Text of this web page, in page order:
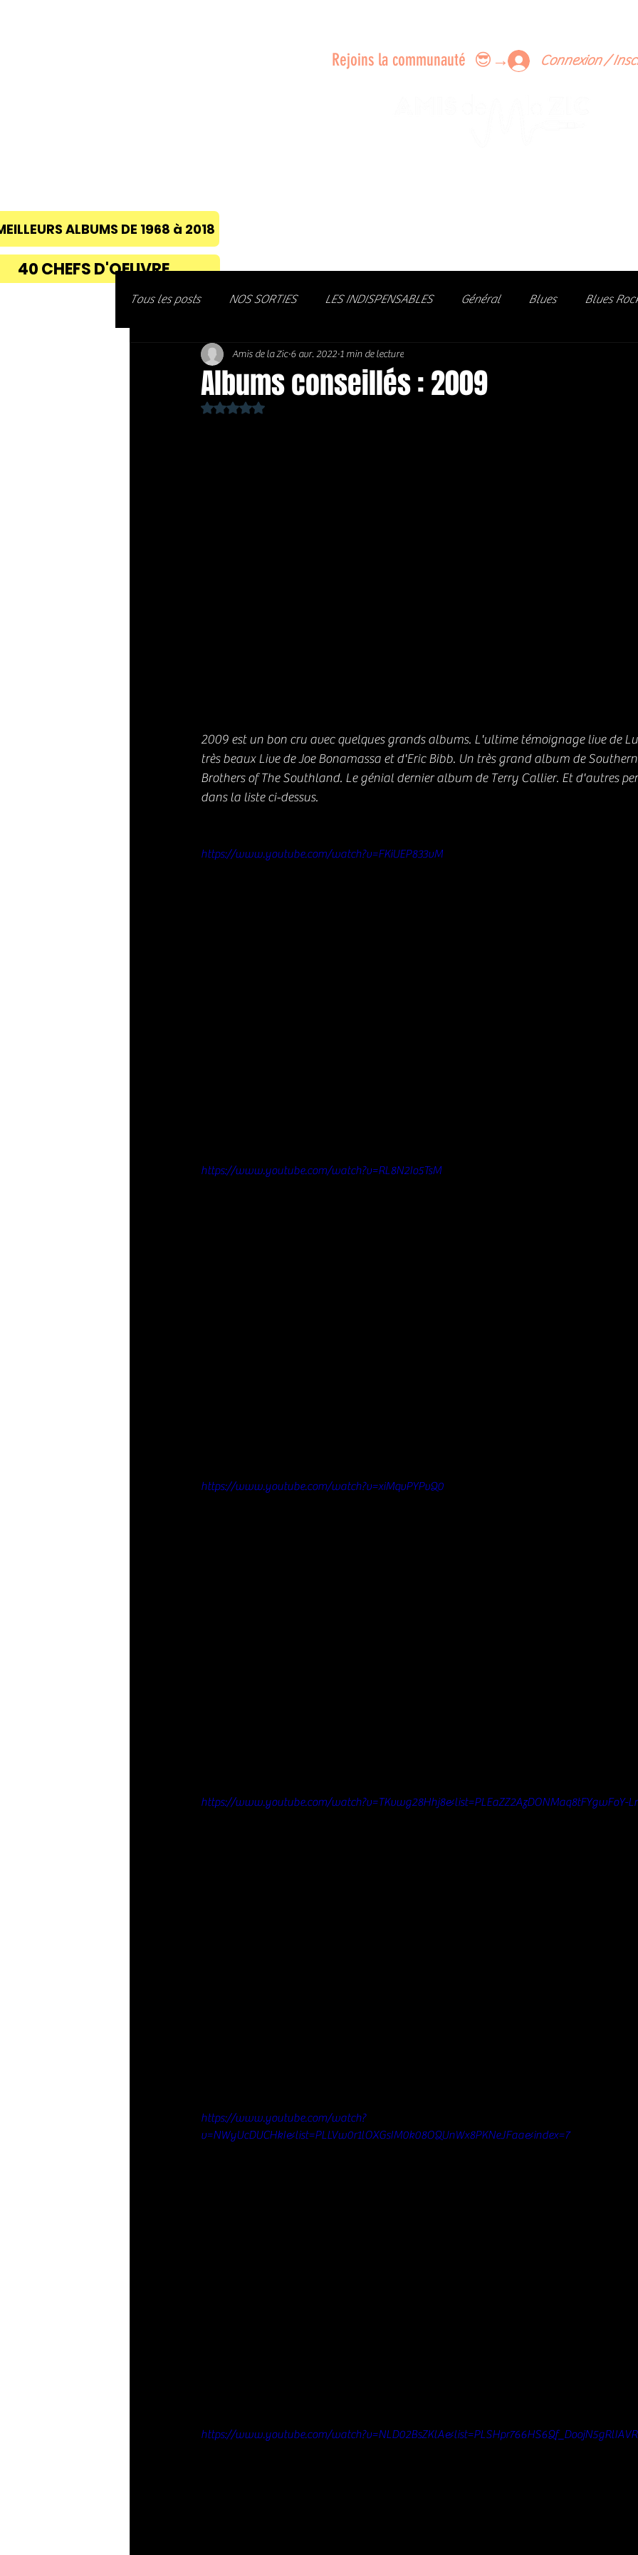
Connexion /
ALBUMS DE 1968 à 2018
Découvrez des artistes, vibrez aux concerts et rejoignez une
Rejoins la communauté 😎→
40 CHEFS D'OEUVRE
Tous les posts NOS SORTIES LES INDISPENSABLES Général Blues Blues
Soft Rock / Folk Jazz Soul / Funk / Rhythm Blues
Country / Americana
Albums conseillés : 2009
Amis de la Zic 6 avr. 2022 1 min de lecture
Noté NaN étoiles sur 5.
2009 est un bon cru avec quelques grands albums. L'ultime témoignage live de
très beaux Live de Joe Bonamassa et d'Eric Bibb. Un très grand album de
Brothers of The Southland. Le génial dernier album de Terry Callier. Et d'autres
dans la liste ci-dessus.
https://www.youtube.com/watch?v=FKiUEP833vM
https://www.youtube.com/watch?v=RL8N2Io5TsM
https://www.youtube.com/watch?v=xiMqvPYPvQ0
https://www.youtube.com/watch?v=TKvwg28Hhj8&list=PLEaZZ2AzDONMaq8tFYgwFoY-
https://www.youtube.com/watch?
v=NWyUcDUCHkI&list=PLLVw0r1lOXGsIM0k08OQUnWx8PKNeJFaa&index=7
https://www.youtube.com/